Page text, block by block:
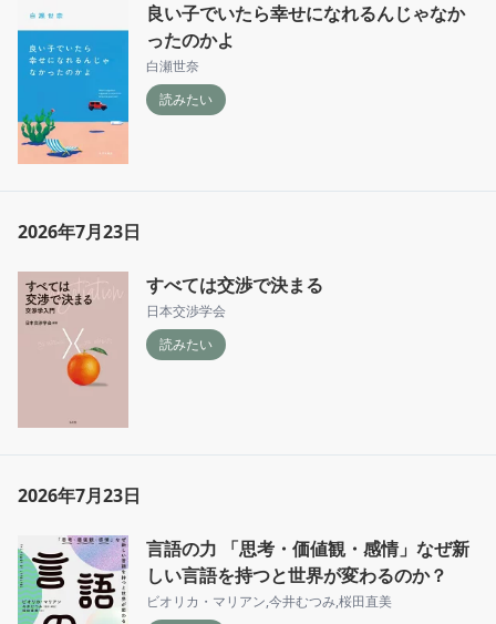
良い子でいたら幸せになれるんじゃなか
ったのかよ
白瀬世奈
読みたい
2026年7月23日
すべては交渉で決まる
日本交渉学会
読みたい
2026年7月23日
言語の力 「思考・価値観・感情」なぜ新
しい言語を持つと世界が変わるのか？
ビオリカ・マリアン,今井むつみ,桜田直美